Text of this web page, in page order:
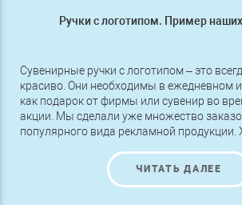
Ручки с логотипом. Пример
Сувенирные ручки с логотипом – это
красиво. Они необходимы в ежедневном
как подарок от фирмы или сувенир во
акции. Мы сделали уже множество
популярного вида рекламной продукции.
ЧИТАТЬ ДАЛЕЕ